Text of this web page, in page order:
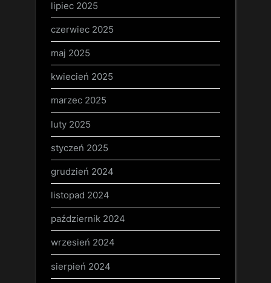
lipiec 2025
czerwiec 2025
maj 2025
kwiecień 2025
marzec 2025
luty 2025
styczeń 2025
grudzień 2024
listopad 2024
październik 2024
wrzesień 2024
sierpień 2024